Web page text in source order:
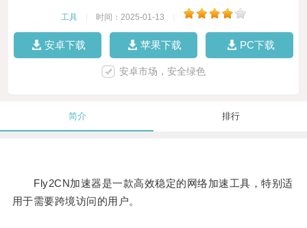
工具 时间：2025-01-13
安卓下载 苹果下载 PC下载
安卓市场，安全绿色
简介 排行
Fly2CN加速器是一款高效稳定的网络加速工具，特别适
用于需要跨境访问的用户。